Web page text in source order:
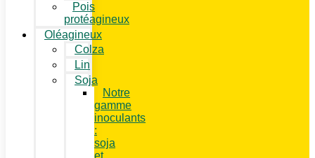
Pois
protéagineux
Oléagineux
Colza
Lin
Soja
Notre
gamme
inoculants
:
soja
et